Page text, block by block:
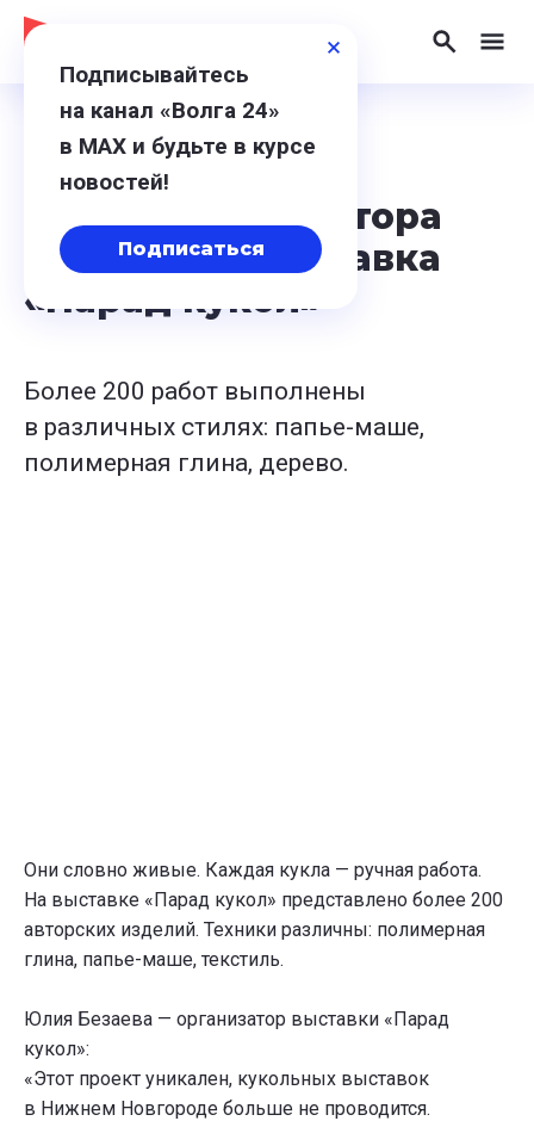
23 июня 2024, 22:05
В Доме Архитектора
открылась выставка
«Парад кукол»
Более 200 работ выполнены
в различных стилях: папье-маше,
полимерная глина, дерево.
Они словно живые. Каждая кукла — ручная работа.
На выставке «Парад кукол» представлено более 200
авторских изделий. Техники различны: полимерная
глина, папье-маше, текстиль.
Юлия Безаева — организатор выставки «Парад
кукол»:
«Этот проект уникален, кукольных выставок
в Нижнем Новгороде больше не проводится.
Подписывайтесь
на канал «Волга 24»
в МАХ и будьте в курсе
новостей!
Подписаться